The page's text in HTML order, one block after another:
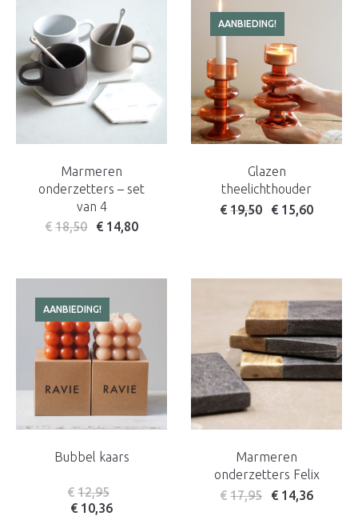
Marmeren
onderzetters – set
van 4
€ 18,50 € 14,80
AANBIEDING!
Glazen
theelichthouder
Oorspronkelijke prijs
€ 19,50Huidige prijs is:
€ 15,60
AANBIEDING!
Bubbel kaars
€ 12,95
€ 10,36
Marmeren
onderzetters Felix
€ 17,95 € 14,36